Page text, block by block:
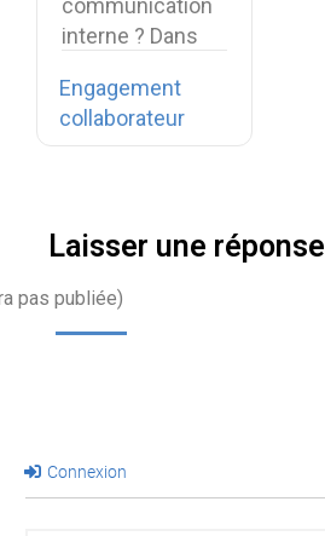
communication
interne ? Dans
digital, nous
disposons…
Engagement
collaborateur
Laisser une réponse
pas publiée)
Connexion